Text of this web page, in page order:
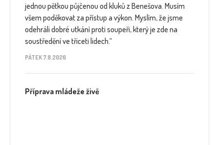
jednou pětkou půjčenou od kluků z Benešova. Musím
všem poděkovat za přístup a výkon. Myslím, že jsme
odehráli dobré utkání proti soupeři, který je zde na
soustředění ve třiceti lidech.“
PÁTEK 7.8.2026
Příprava mládeže živě